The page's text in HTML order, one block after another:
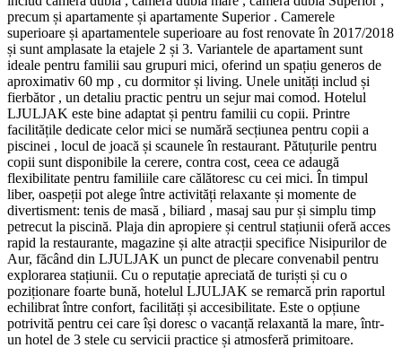
precum și apartamente și apartamente Superior . Camerele
superioare și apartamentele superioare au fost renovate în 2017/2018
și sunt amplasate la etajele 2 și 3. Variantele de apartament sunt
ideale pentru familii sau grupuri mici, oferind un spațiu generos de
aproximativ 60 mp , cu dormitor și living. Unele unități includ și
fierbător , un detaliu practic pentru un sejur mai comod. Hotelul
LJULJAK este bine adaptat și pentru familii cu copii. Printre
facilitățile dedicate celor mici se numără secțiunea pentru copii a
piscinei , locul de joacă și scaunele în restaurant. Pătuțurile pentru
copii sunt disponibile la cerere, contra cost, ceea ce adaugă
flexibilitate pentru familiile care călătoresc cu cei mici. În timpul
liber, oaspeții pot alege între activități relaxante și momente de
divertisment: tenis de masă , biliard , masaj sau pur și simplu timp
petrecut la piscină. Plaja din apropiere și centrul stațiunii oferă acces
rapid la restaurante, magazine și alte atracții specifice Nisipurilor de
Aur, făcând din LJULJAK un punct de plecare convenabil pentru
explorarea stațiunii. Cu o reputație apreciată de turiști și cu o
poziționare foarte bună, hotelul LJULJAK se remarcă prin raportul
echilibrat între confort, facilități și accesibilitate. Este o opțiune
potrivită pentru cei care își doresc o vacanță relaxantă la mare, într-
un hotel de 3 stele cu servicii practice și atmosferă primitoare.